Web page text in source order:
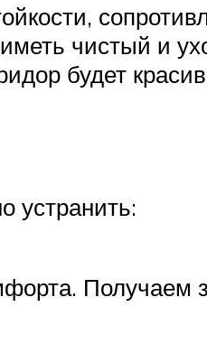
чистый и
будет
устранить:
Получаем